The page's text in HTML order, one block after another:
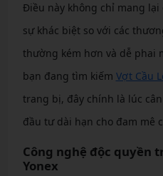
Điều này không chỉ mang lại
sự khác biệt so với các
thường kém hơn và dễ phai
bạn đang tìm kiếm Vợt Cầu
trang bị, đây chính là lúc
đầu tư dài hạn cho đam mê
Công nghệ độc quyền
Yonex